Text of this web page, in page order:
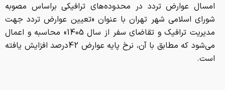
امسال عوارض تردد در محدوده‌های ترافیکی براساس مصوبه
شورای اسلامی شهر تهران با عنوان «تعیین عوارض تردد جهت
مدیریت ترافیک و تقاضای سفر از سال 1405» ‌محاسبه و اعمال
می‌شود که مطابق با آن، نرخ پایه عوارض 42درصد افزایش یافته
است.